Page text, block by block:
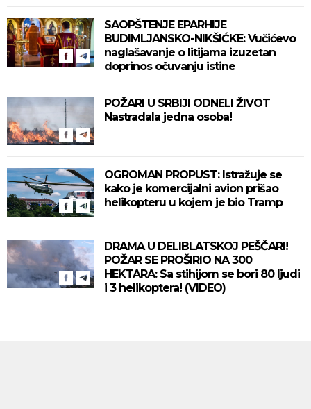
SAOPŠTENJE EPARHIJE
BUDIMLJANSKO-NIKŠIĆKE: Vučićevo
naglašavanje o litijama izuzetan
doprinos očuvanju istine
POŽARI U SRBIJI ODNELI ŽIVOT
Nastradala jedna osoba!
OGROMAN PROPUST: Istražuje se
kako je komercijalni avion prišao
helikopteru u kojem je bio Tramp
DRAMA U DELIBLATSKOJ PEŠČARI!
POŽAR SE PROŠIRIO NA 300
HEKTARA: Sa stihijom se bori 80 ljudi
i 3 helikoptera! (VIDEO)